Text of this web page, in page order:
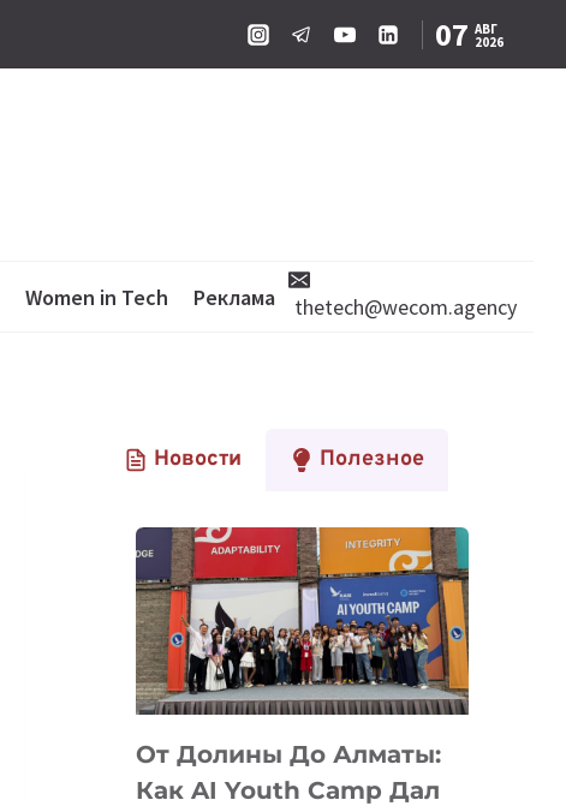
07 АВГ
2026
Women in Tech Реклама thetech@wecom.agency
Новости Полезное
От Долины До Алматы:
Как AI Youth Camp Дал